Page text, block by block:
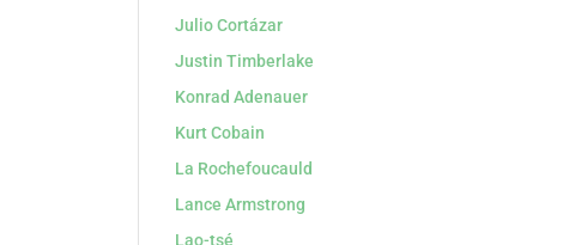
Julio Cortázar
Justin Timberlake
Konrad Adenauer
Kurt Cobain
La Rochefoucauld
Lance Armstrong
Lao-tsé